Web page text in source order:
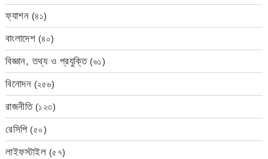
ফ্যাশন (৪১)
বাংলাদেশ (৪০)
বিজ্ঞান, তথ্য ও প্রযুক্তি(৬১)
বিনোদন (২৫৬)
রাজনীতি(১২৩)
রেসিপি(৫০)
লাইফস্টাইল (৫৭)